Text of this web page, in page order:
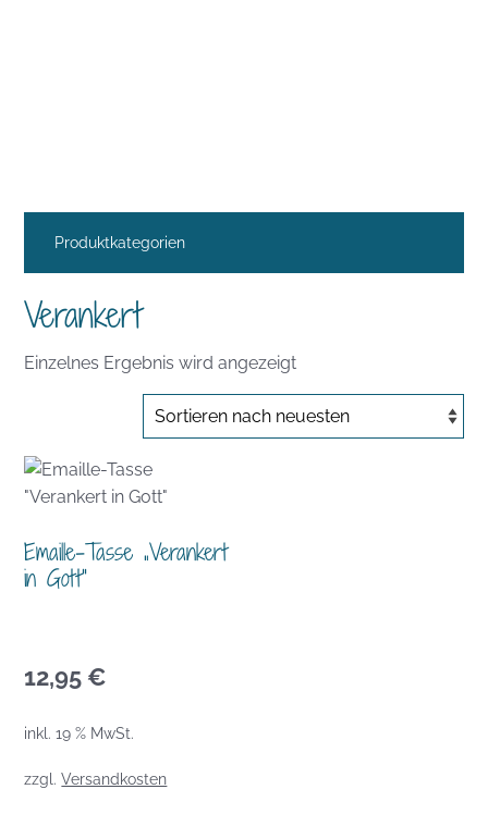
Produktkategorien
Verankert
Einzelnes Ergebnis wird angezeigt
Emaille-Tasse „Verankert
in Gott“
12,95 €
inkl. 19 % MwSt.
zzgl.Versandkosten